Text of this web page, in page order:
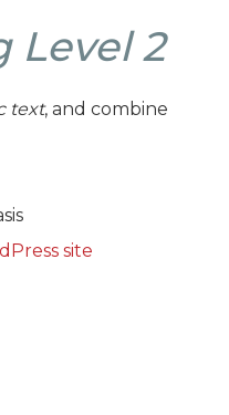
Level 2
text, and combine
site